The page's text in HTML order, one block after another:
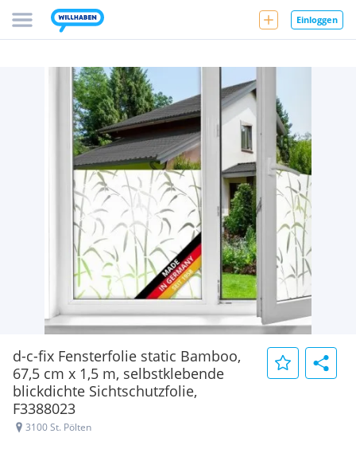
Einloggen
d-c-fix Fensterfolie static Bamboo,
67,5 cm x 1,5 m, selbstklebende
blickdichte Sichtschutzfolie,
F3388023
3100 St. Pölten